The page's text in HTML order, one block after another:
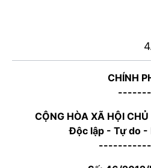
CHÍNH
-------
CỘNG HÒA XÃ HỘI
Độc lập - Tự do -